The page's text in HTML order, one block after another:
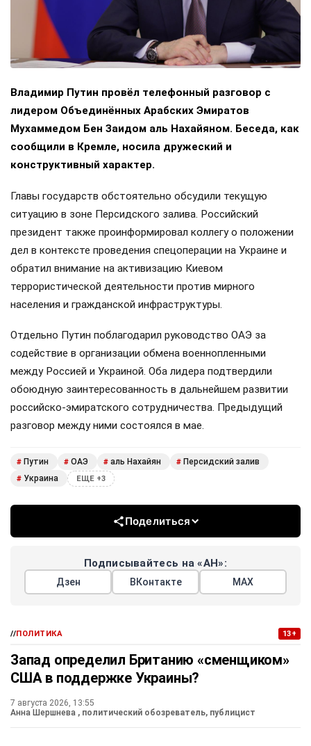
Владимир Путин провёл телефонный разговор с
лидером Объединённых Арабских Эмиратов
Мухаммедом Бен Заидом аль Нахайяном. Беседа, как
сообщили в Кремле, носила дружеский и
конструктивный характер.
Главы государств обстоятельно обсудили текущую
ситуацию в зоне Персидского залива. Российский
президент также проинформировал коллегу о положении
дел в контексте проведения спецоперации на Украине и
обратил внимание на активизацию Киевом
террористической деятельности против мирного
населения и гражданской инфраструктуры.
Отдельно Путин поблагодарил руководство ОАЭ за
содействие в организации обмена военнопленными
между Россией и Украиной. Оба лидера подтвердили
обоюдную заинтересованность в дальнейшем развитии
российско-эмиратского сотрудничества. Предыдущий
разговор между ними состоялся в мае.
# Путин # ОАЭ # аль Нахайян # Персидский залив
# Украина ЕЩЕ +3
Поделиться
Подписывайтесь на «АН»:
Дзен ВКонтакте МАХ
//ПОЛИТИКА 13+
Запад определил Британию «сменщиком»
США в поддержке Украины?
7 августа 2026, 13:55
Анна Шершнева , политический обозреватель, публицист